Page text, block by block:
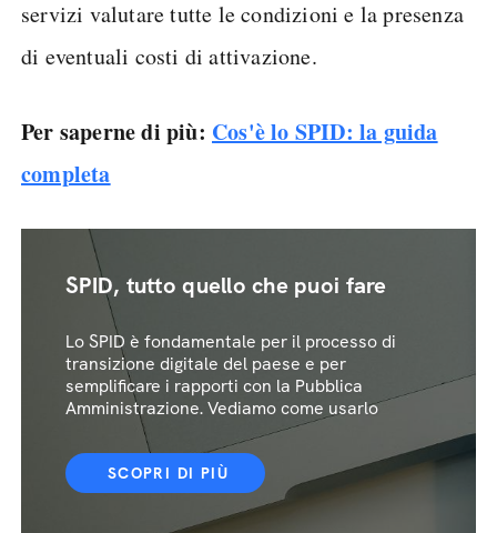
servizi valutare tutte le condizioni e la presenza
di eventuali costi di attivazione.
Per saperne di più: Cos'è lo SPID: la guida
completa
SPID, tutto quello che puoi fare
Lo SPID è fondamentale per il processo di
transizione digitale del paese e per
semplificare i rapporti con la Pubblica
Amministrazione. Vediamo come usarlo
SCOPRI DI PIÙ